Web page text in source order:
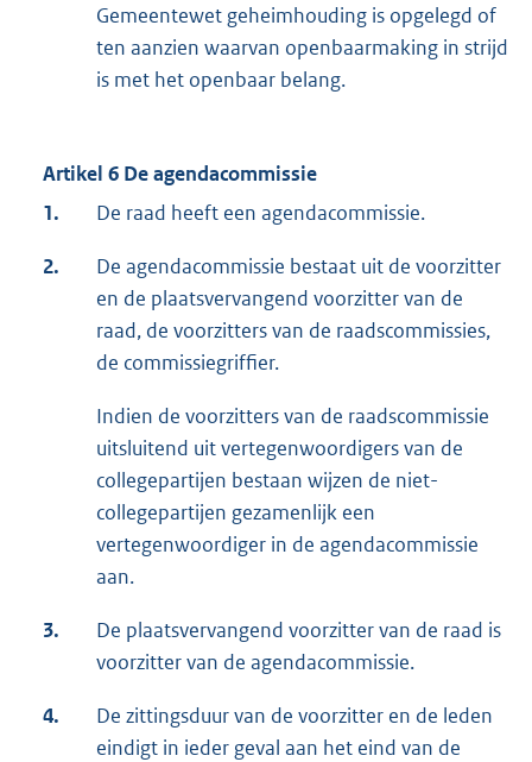
Gemeentewet geheimhouding is opgelegd of
ten aanzien waarvan openbaarmaking in strijd
is met het openbaar belang.
Artikel 6 De agendacommissie
1.
De raad heeft een agendacommissie.
2.
De agendacommissie bestaat uit de voorzitter
en de plaatsvervangend voorzitter van de
raad, de voorzitters van de raadscommissies,
de commissiegriffier.
Indien de voorzitters van de raadscommissie
uitsluitend uit vertegenwoordigers van de
collegepartijen bestaan wijzen de niet-
collegepartijen gezamenlijk een
vertegenwoordiger in de agendacommissie
aan.
3.
De plaatsvervangend voorzitter van de raad is
voorzitter van de agendacommissie.
4.
De zittingsduur van de voorzitter en de leden
eindigt in ieder geval aan het eind van de